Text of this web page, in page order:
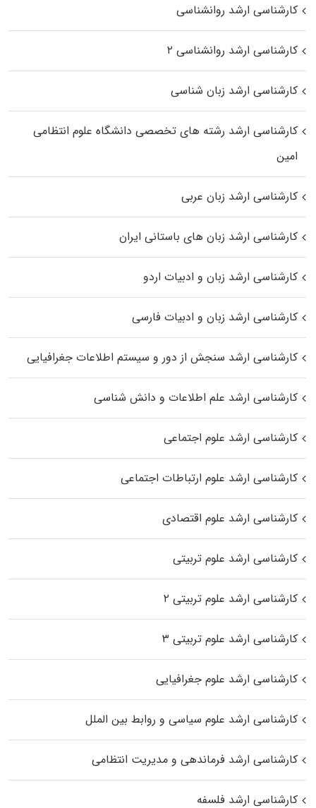
کارشناسی ارشد روانشناسی
کارشناسی ارشد روانشناسی ۲
کارشناسی ارشد زبان شناسی
کارشناسی ارشد رﺷﺘﻪ ﻫﺎی تخصصی داﻧﺸﮕﺎه ﻋﻠﻮم انتظامی
اﻣﻴﻦ
کارشناسی ارشد زبان عربی
کارشناسی ارشد زبان‌ های باستانی ایران
کارشناسی ارشد زبان و ادبیات اردو
کارشناسی ارشد زبان و ادبیات فارسی
کارشناسی ارشد سنجش از دور و سیستم اطلاعات جغرافیایی
کارشناسی ارشد علم اطلاعات و دانش شناسی
کارشناسی ارشد علوم اجتماعی
کارشناسی ارشد علوم ارتباطات اجتماعی
کارشناسی ارشد علوم اقتصادی
کارشناسی ارشد علوم تربیتی
کارشناسی ارشد علوم تربیتی ۲
کارشناسی ارشد علوم تربیتی ۳
کارشناسی ارشد علوم جغرافیایی
کارشناسی ارشد علوم سیاسی و روابط بین الملل
کارشناسی ارشد فرماندهی و مدیریت انتظامی
کارشناسی ارشد فلسفه